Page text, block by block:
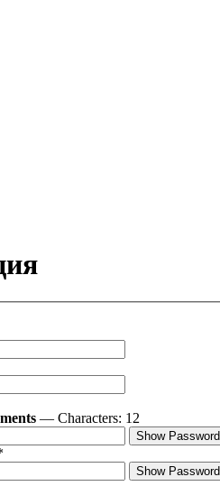
— Characters: 12
Show Password
Show Password